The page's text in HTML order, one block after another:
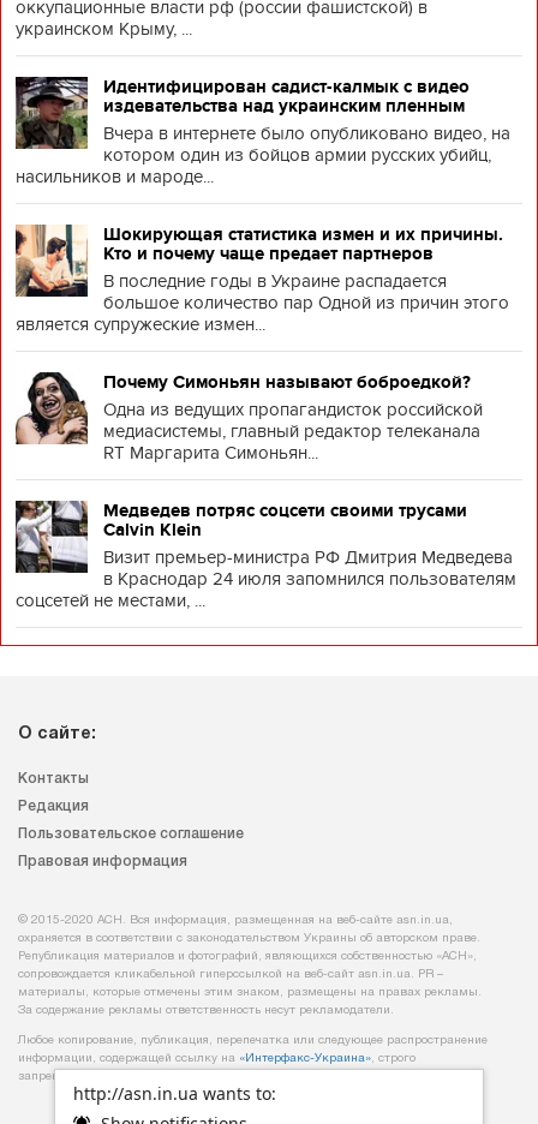
http://asn.in.ua wants to:
оккупационные власти рф (россии фашистской) в
украинском Крыму, ...
Идентифицирован садист-калмык с видео
издевательства над украинским пленным
Вчера в интернете было опубликовано видео, на
котором один из бойцов армии русских убийц,
насильников и мароде...
Шокирующая статистика измен и их причины.
Кто и почему чаще предает партнеров
В последние годы в Украине распадается
большое количество пар Одной из причин этого
является супружеские измен...
Почему Симоньян называют боброедкой?
Одна из ведущих пропагандисток российской
медиасистемы, главный редактор телеканала
RT Маргарита Симоньян...
Медведев потряс соцсети своими трусами
Calvin Klein
Визит премьер-министра РФ Дмитрия Медведева
в Краснодар 24 июля запомнился пользователям
соцсетей не местами, ...
О сайте:
Контакты
Редакция
Пользовательское соглашение
Правовая информация
© 2015-2020 АСН. Вся информация, размещенная на веб-сайте asn.in.ua,
охраняется в соответствии с законодательством Украины об авторском праве.
Републикация материалов и фотографий, являющихся собственностью «АСН»,
сопровождается кликабельной гиперссылкой на веб-сайт asn.іn.ua. PR –
материалы, которые отмечены этим знаком, размещены на правах рекламы.
За содержание рекламы ответственность несут рекламодатели.
Любое копирование, публикация, перепечатка или следующее распространение
информации, содержащей ссылку на «Интерфакс-Украина», строго
запрещается.